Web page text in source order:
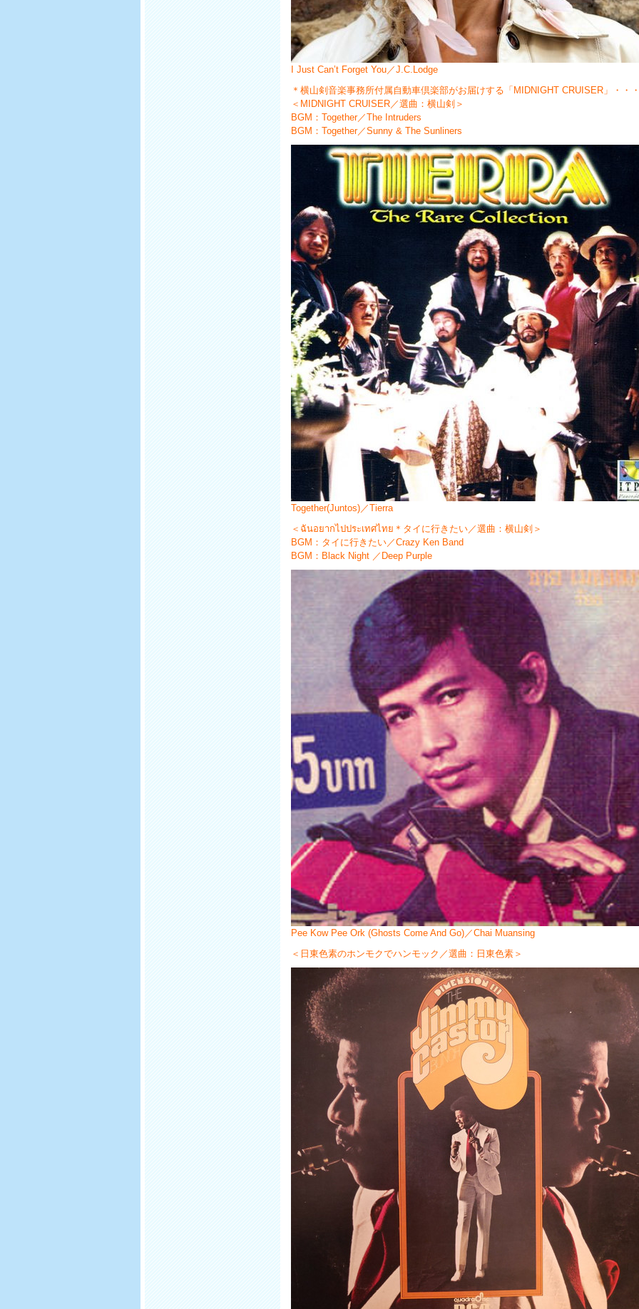
I Just Can’t Forget You／J.C.Lodge
＊横山剣音楽事務所付属自動車倶楽部がお届けする「MIDNIGHT CRUISER」・・
＜MIDNIGHT CRUISER／選曲：横山剣＞
BGM：Together／The Intruders
BGM：Together／Sunny & The Sunliners
Together(Juntos)／Tierra
＜ฉันอยากไปประเทศไทย＊タイに行きたい／選曲：横山剣＞
BGM：タイに行きたい／Crazy Ken Band
BGM：Black Night ／Deep Purple
Pee Kow Pee Ork (Ghosts Come And Go)／Chai Muansing
＜日東色素のホンモクでハンモック／選曲：日東色素＞